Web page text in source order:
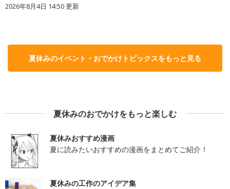
2026年8月4日 14:50更新
夏休みのイベント・おでかけトピックスをもっと見る
夏休みのおでかけをもっと楽しむ
夏休みおすすめ漫画
夏に読みたいおすすめの漫画をまとめてご紹介！
夏休みの工作のアイデア集